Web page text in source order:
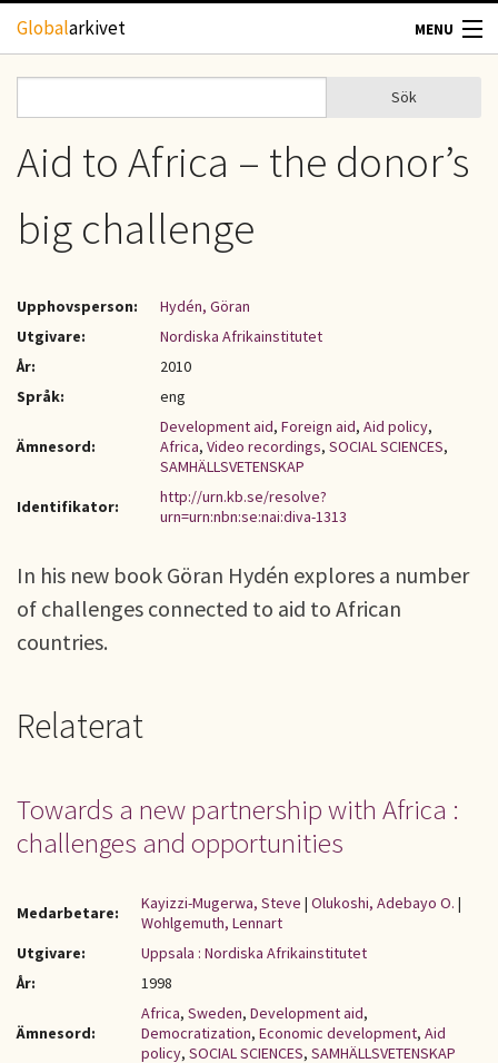
Hoppa till huvudinnehåll
Globalarkivet MENU
TIDSKRIFTER
GEOGRAFI
Sökformulär
Sök
Aid to Africa – the donor’s
big challenge
Upphovsperson:
Hydén, Göran
Utgivare:
Nordiska Afrikainstitutet
År:
2010
Språk:
eng
Ämnesord:
Development aid, Foreign aid, Aid policy,
Africa, Video recordings, SOCIAL SCIENCES,
SAMHÄLLSVETENSKAP
Identifikator:
http://urn.kb.se/resolve?
urn=urn:nbn:se:nai:diva-1313
In his new book Göran Hydén explores a number
of challenges connected to aid to African
countries.
Relaterat
Towards a new partnership with Africa :
challenges and opportunities
Medarbetare: Kayizzi-Mugerwa, Steve | Olukoshi, Adebayo O. |
Wohlgemuth, Lennart
Utgivare:
Uppsala : Nordiska Afrikainstitutet
År:
1998
Ämnesord:
Africa, Sweden, Development aid,
Democratization, Economic development, Aid
policy, SOCIAL SCIENCES, SAMHÄLLSVETENSKAP